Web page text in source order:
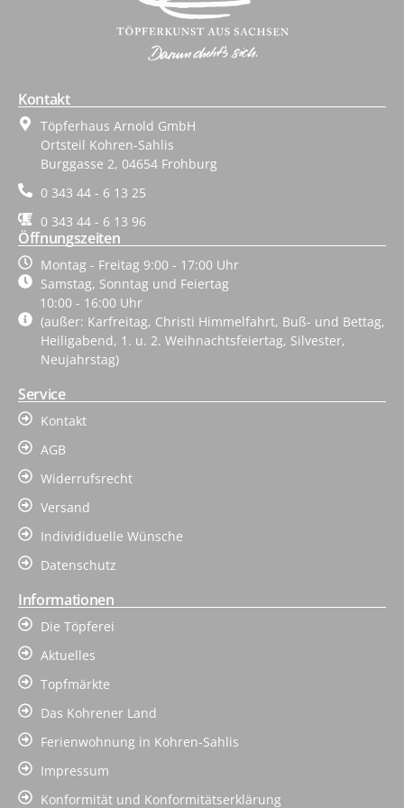
Kontakt
Töpferhaus Arnold GmbH
Ortsteil Kohren-Sahlis
Burggasse 2, 04654 Frohburg
0 343 44 - 6 13 25
0 343 44 - 6 13 96
Öffnungszeiten
Montag - Freitag 9:00 - 17:00 Uhr
Samstag, Sonntag und Feiertag
10:00 - 16:00 Uhr
(außer: Karfreitag, Christi Himmelfahrt, Buß- und Bettag,
Heiligabend, 1. u. 2. Weihnachtsfeiertag, Silvester,
Neujahrstag)
Service
Kontakt
AGB
Widerrufsrecht
Versand
Individiduelle Wünsche
Datenschutz
Informationen
Die Töpferei
Aktuelles
Topfmärkte
Das Kohrener Land
Ferienwohnung in Kohren-Sahlis
Impressum
Konformität und Konformitätserklärung